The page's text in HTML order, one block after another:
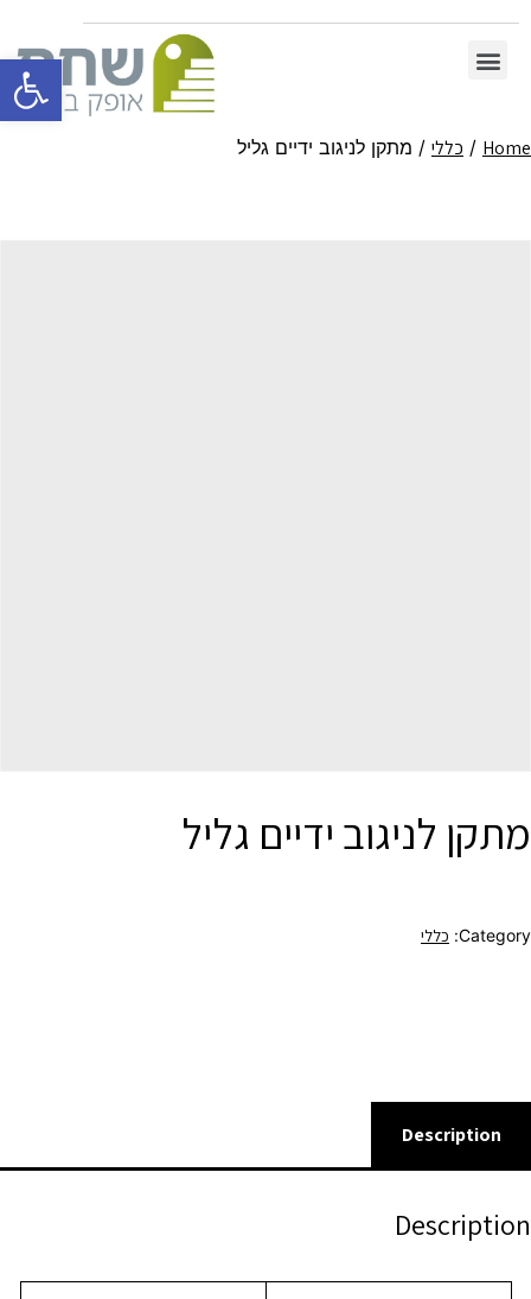
פתח
Home
/ כללי / מתקן לניגוב ידיים גליל
מתקן לניגוב ידיים גליל
Category: כללי
Description
Description